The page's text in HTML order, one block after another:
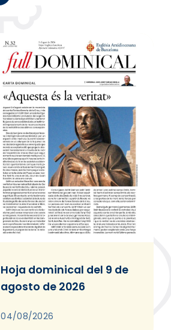
Hoja dominical del 9 de
agosto de 2026
04/08/2026